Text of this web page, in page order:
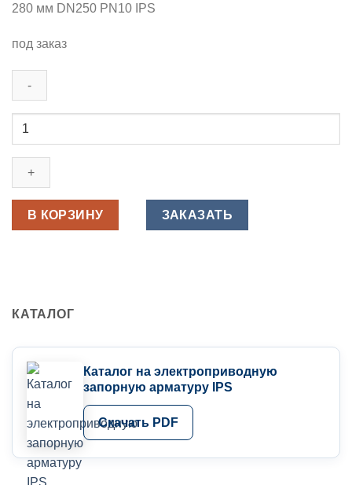
280 мм DN250 PN10 IPS
под заказ
Количество
Дисковый
затвор
промышленный
с
280
FPM
PN10
IPS
В КОРЗИНУ ЗАКАЗАТЬ
КАТАЛОГ
Каталог на электроприводную
запорную арматуру IPS
Скачать PDF